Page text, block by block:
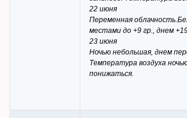
22 июня
Переменная
местами до +9 гр., днем
23 июня
Ночью небольшая, днем
Температура воздуха
понижаться.